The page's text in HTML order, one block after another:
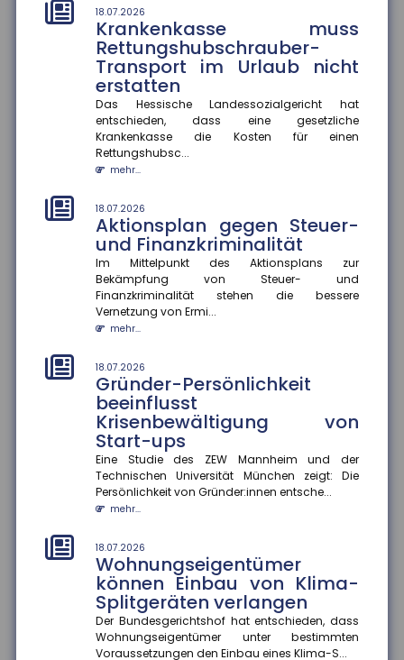
18.07.2026
Krankenkasse muss
Rettungshubschrauber-
Transport im Urlaub nicht
erstatten
Das Hessische Landessozialgericht hat
entschieden, dass eine gesetzliche
Krankenkasse die Kosten für einen
Rettungshubsc...
mehr...
18.07.2026
Aktionsplan gegen Steuer-
und Finanzkriminalität
Im Mittelpunkt des Aktionsplans zur
Bekämpfung von Steuer- und
Finanzkriminalität stehen die bessere
Vernetzung von Ermi...
mehr...
18.07.2026
Gründer-Persönlichkeit
beeinflusst
Krisenbewältigung von
Start-ups
Eine Studie des ZEW Mannheim und der
Technischen Universität München zeigt: Die
Persönlichkeit von Gründer:innen entsche...
mehr...
18.07.2026
Wohnungseigentümer
können Einbau von Klima-
Splitgeräten verlangen
Der Bundesgerichtshof hat entschieden, dass
Wohnungseigentümer unter bestimmten
Voraussetzungen den Einbau eines Klima-S...
Kommunikationskampagnen zum Hitzeschut...
mehr...
14.07.2026
Wer haftet bei grob
verkehrswidriger E-Scooter-
Nutzung?
Das Amtsgericht München hat entschieden, dass bei
grob verkehrswidriger Nutzung eines E-Scooters der
Fahrer im Falle ein...
14.07.2026
Stärkere Fluggastrechte
Der Rat der Europäischen Union hat neue
Rechtsvorschriften beschlossen, die Fluggastrechte
vereinfachen, präzisieren und...
mehr...
Fünf Jahre nach der Ahrtalflut:
Versicherer fordern mehr
Tempo bei Prävention und
Klimafolgenanpassung
Fünf Jahre nach der verheerenden Flutkatastrophe im
Ahrtal warnt der Gesamtverband der Deutschen
Versicherer (GDV) davor...
mehr...
Erwerbstätigkeit im Ruhestand
Eine aktuelle Studie zeigt, dass höhere
Renteneinkommen die Erwerbstätigkeit im Ruhestand
moderat senken. Ein zusätzlic...
mehr...
14.07.2026